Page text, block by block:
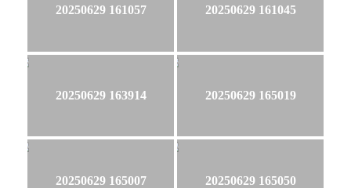
20250629 161057 20250629 161045
20250629 163914 20250629 165019
20250629 165007 20250629 165050